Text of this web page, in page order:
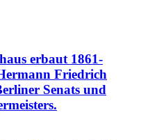
erbaut 1861-
Friedrich
Senats und